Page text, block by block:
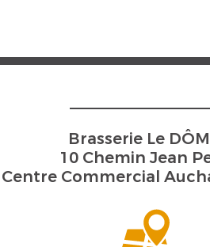
Brasserie Le
10 Chemin Jean
Centre Commercial